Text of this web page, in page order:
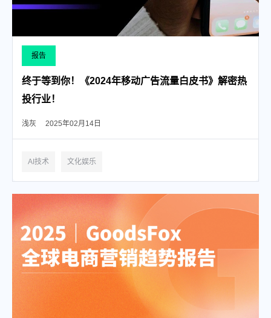
报告
终于等到你！《2024年移动广告流量白皮书》解密热
投行业！
浅灰 2025年02月14日
AI技术 文化娱乐